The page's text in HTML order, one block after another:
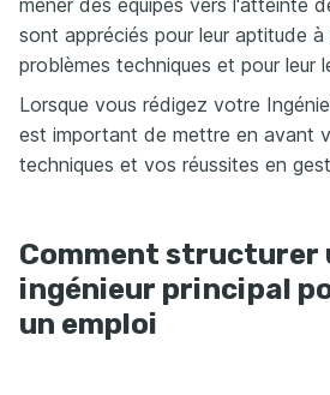
sont appréciés pour leur aptitude à
problèmes techniques et pour leur
Lorsque vous rédigez votre
est important de mettre en avant
techniques et vos réussites en
Comment structurer
ingénieur principal
un emploi